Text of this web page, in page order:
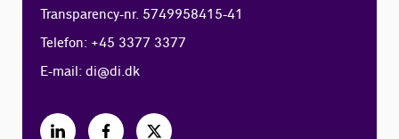
Transparency-nr. 5749958415-41
Telefon: +45 3377 3377
E-mail:di@di.dk